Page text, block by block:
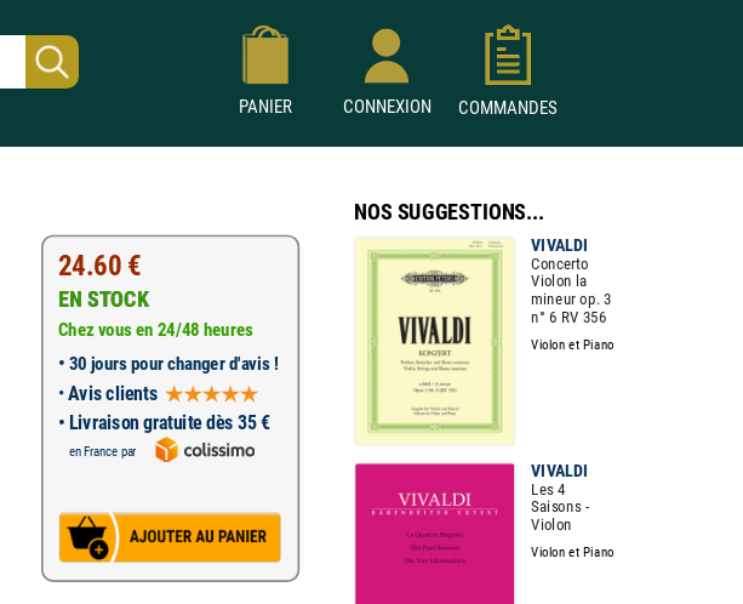
PANIER CONNEXION COMMANDES
24.60 €
EN STOCK
Chez vous en 24/48 heures
• 30 jours pour changer d'avis !
•Avis clients
• Livraison gratuite dès 35 €
en France par
NOS SUGGESTIONS...
VIVALDI
Concerto
Violon la
mineur op. 3
n° 6 RV 356
Violon et Piano
VIVALDI
Les 4
Saisons -
Violon
Violon et Piano